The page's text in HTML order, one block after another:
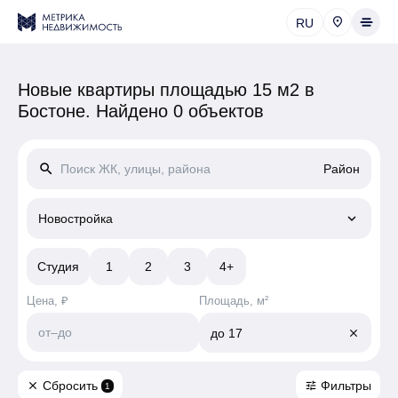
RU
Новые квартиры площадью 15 м2 в
Бостоне. Найдено 0 объектов
search Район
Новостройка keyboard_arrow_down
Студия 1 2 3 4+
Цена, ₽
от–до
Площадь, м²
до 17 close
close Сбросить 1 tune Фильтры